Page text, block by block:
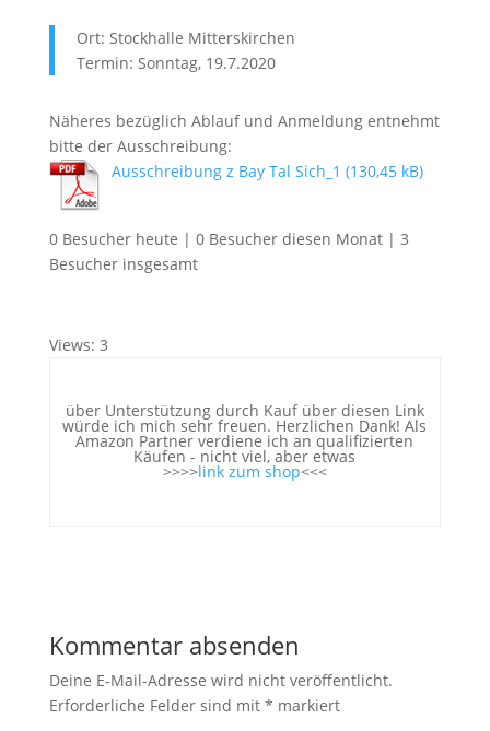
Ort: Stockhalle Mitterskirchen
Termin: Sonntag, 19.7.2020
Näheres bezüglich Ablauf und Anmeldung entnehmt
bitte der Ausschreibung:
Ausschreibung z Bay Tal Sich_1
0 Besucher heute | 0 Besucher diesen Monat | 3
Besucher insgesamt
Views: 3
über Unterstützung durch Kauf über diesen Link
würde ich mich sehr freuen. Herzlichen Dank! Als
Amazon Partner verdiene ich an qualifizierten
Käufen - nicht viel, aber etwas
>>>>link zum shop<<<
Kommentar absenden
Deine E-Mail-Adresse wird nicht veröffentlicht.
Erforderliche Felder sind mit * markiert